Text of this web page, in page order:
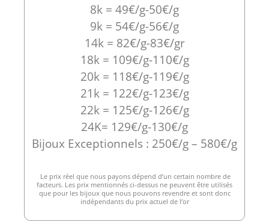
8k = 49€/g-50€/g
9k = 54€/g-56€/g
14k = 82€/g-83€/gr
18k = 109€/g-110€/g
20k = 118€/g-119€/g
21k = 122€/g-123€/g
22k = 125€/g-126€/g
24K= 129€/g-130€/g
Bijoux Exceptionnels : 250€/g – 580€/g
Le prix réel que nous payons dépend d’un certain nombre de
facteurs. Les prix mentionnés ci-dessus ne peuvent être utilisés
que pour les bijoux que nous pouvons revendre et sont donc
indépendants du prix actuel de l’or